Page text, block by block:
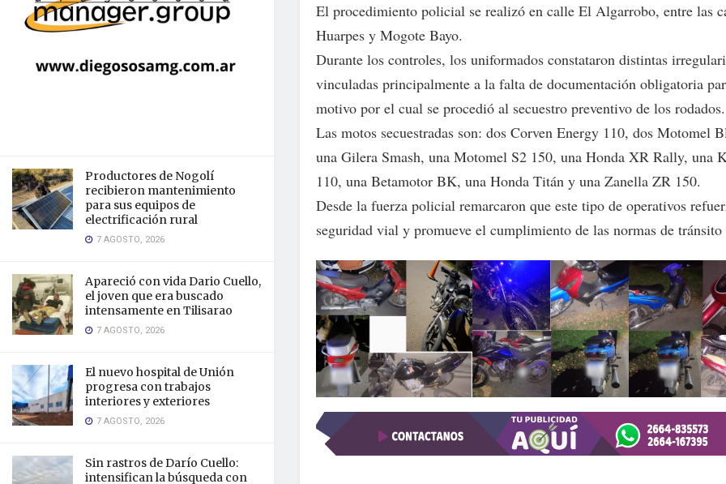
Productores de Nogolí
recibieron mantenimiento
para sus equipos de
electrificación rural
7 AGOSTO, 2026
Apareció con vida Dario Cuello,
el joven que era buscado
intensamente en Tilisarao
7 AGOSTO, 2026
El nuevo hospital de Unión
progresa con trabajos
interiores y exteriores
7 AGOSTO, 2026
Sin rastros de Darío Cuello:
intensifican la búsqueda con
El procedimiento policial se realizó en calle El Algarrobo, entre las
Huarpes y Mogote Bayo.
Durante los controles, los uniformados constataron distintas
vinculadas principalmente a la falta de documentación obligatoria
motivo por el cual se procedió al secuestro preventivo de los rodados.
Las motos secuestradas son: dos Corven Energy 110, dos Motomel
una Gilera Smash, una Motomel S2 150, una Honda XR Rally, una
110, una Betamotor BK, una Honda Titán y una Zanella ZR 150.
Desde la fuerza policial remarcaron que este tipo de operativos
seguridad vial y promueve el cumplimiento de las normas de